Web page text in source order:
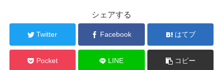
シェアする
Twitter Facebook はてブ
Pocket LINE コピー